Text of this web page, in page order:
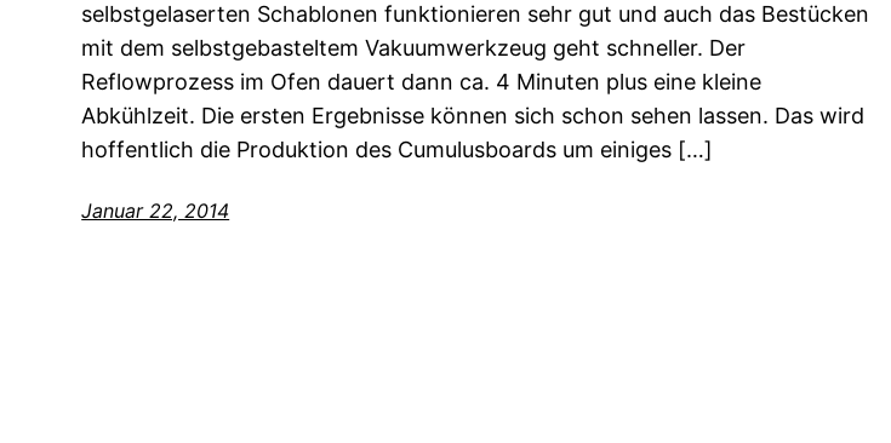
selbstgelaserten Schablonen funktionieren sehr gut und auch das Bestücken
mit dem selbstgebasteltem Vakuumwerkzeug geht schneller. Der
Reflowprozess im Ofen dauert dann ca. 4 Minuten plus eine kleine
Abkühlzeit. Die ersten Ergebnisse können sich schon sehen lassen. Das wird
hoffentlich die Produktion des Cumulusboards um einiges […]
Januar 22, 2014